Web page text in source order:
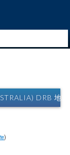
DRB 地
)